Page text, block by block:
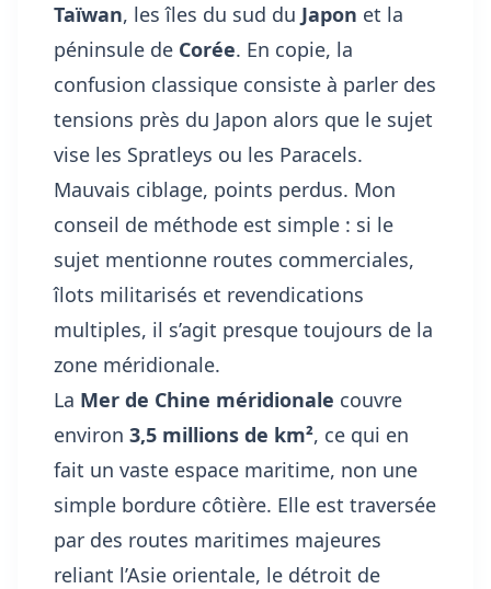
Taïwan, les îles du sud du Japon et la
péninsule de Corée. En copie, la
confusion classique consiste à parler des
tensions près du Japon alors que le sujet
vise les Spratleys ou les Paracels.
Mauvais ciblage, points perdus. Mon
conseil de méthode est simple : si le
sujet mentionne routes commerciales,
îlots militarisés et revendications
multiples, il s’agit presque toujours de la
zone méridionale.
La Mer de Chine méridionale couvre
environ 3,5 millions de km², ce qui en
fait un vaste espace maritime, non une
simple bordure côtière. Elle est traversée
par des routes maritimes majeures
reliant l’Asie orientale, le détroit de